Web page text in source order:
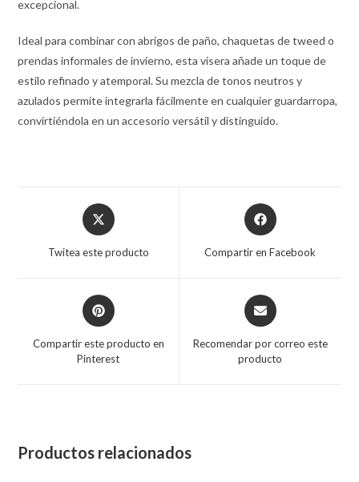
excepcional.
Ideal para combinar con abrigos de paño, chaquetas de tweed o
prendas informales de invierno, esta visera añade un toque de
estilo refinado y atemporal. Su mezcla de tonos neutros y
azulados permite integrarla fácilmente en cualquier guardarropa,
convirtiéndola en un accesorio versátil y distinguido.
Opens
in
Twitea este producto
Opens
in
Compartir en Facebook
Opens
in
new
Compartir este producto en
Pinterest
Opens
in
new
Recomendar por correo este
producto
Productos relacionados